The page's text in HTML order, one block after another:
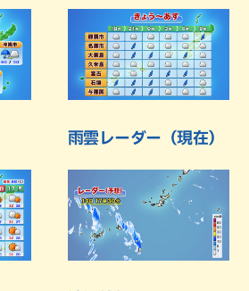
雨雲レーダー（現在）